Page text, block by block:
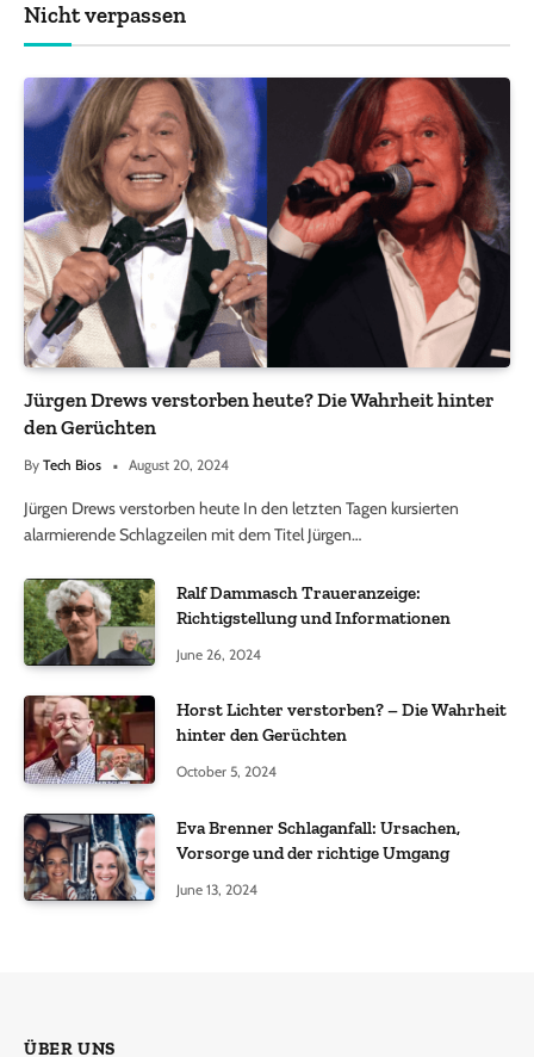
Nicht verpassen
Jürgen Drews verstorben heute? Die Wahrheit hinter
den Gerüchten
By Tech Bios August 20, 2024
Jürgen Drews verstorben heute In den letzten Tagen kursierten
alarmierende Schlagzeilen mit dem Titel Jürgen…
Ralf Dammasch Traueranzeige:
Richtigstellung und Informationen
June 26, 2024
Horst Lichter verstorben? – Die Wahrheit
hinter den Gerüchten
October 5, 2024
Eva Brenner Schlaganfall: Ursachen,
Vorsorge und der richtige Umgang
June 13, 2024
ÜBER UNS